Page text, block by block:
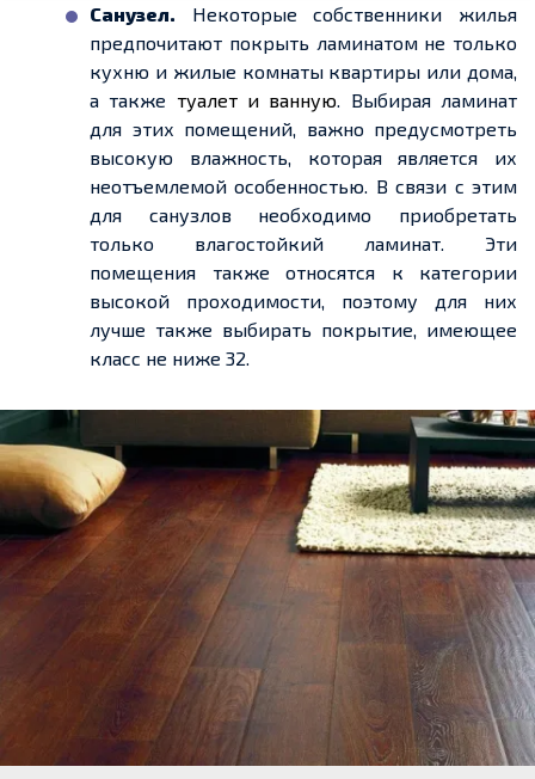
Санузел. Некоторые собственники жилья
предпочитают покрыть ламинатом не только
кухню и жилые комнаты квартиры или дома,
а также туалет и ванную . Выбирая ламинат
для этих помещений, важно предусмотреть
высокую влажность, которая является их
неотъемлемой особенностью. В связи с этим
для санузлов необходимо приобретать
только влагостойкий ламинат. Эти
помещения также относятся к категории
высокой проходимости, поэтому для них
лучше также выбирать покрытие, имеющее
класс не ниже 32.